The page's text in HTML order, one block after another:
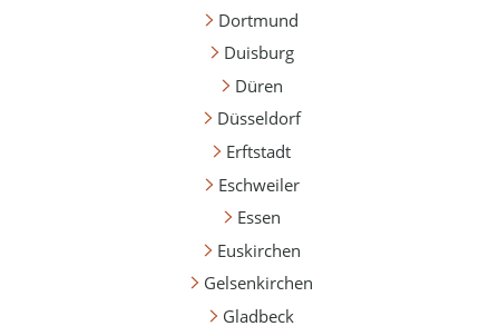
Dortmund
Duisburg
Düren
Düsseldorf
Erftstadt
Eschweiler
Essen
Euskirchen
Gelsenkirchen
Gladbeck